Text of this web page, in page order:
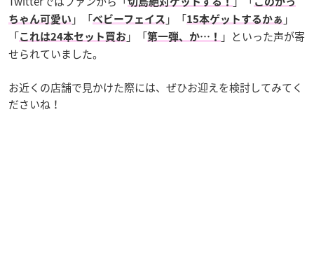
ちゃん可愛い 」「ベビーフェイス 」「15本ゲットするかぁ 」
「これは24本セット買お 」「第一弾、か…！
」といった声が寄
せられていました。
お近くの店舗で見かけた際には、ぜひお迎えを検討してみてく
ださいね！